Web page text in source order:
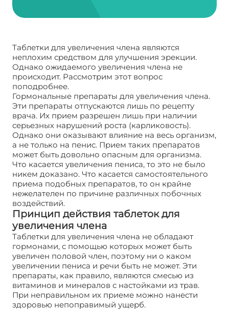
Таблетки для увеличения члена являются
неплохим средством для улучшения эрекции.
Однако ожидаемого увеличения члена не
происходит. Рассмотрим этот вопрос
поподробнее.
Гормональные препараты для увеличения члена.
Эти препараты отпускаются лишь по рецепту
врача. Их прием разрешен лишь при наличии
серьезных нарушений роста (карликовость).
Однако они оказывают влияние на весь организм,
а не только на пенис. Прием таких препаратов
может быть довольно опасным для организма.
Что касается увеличения пениса, то это не было
никем доказано. Что касается самостоятельного
приема подобных препаратов, то он крайне
нежелателен по причине различных побочных
воздействий.
Принцип действия таблеток для
увеличения члена
Таблетки для увеличения члена не обладают
гормонами, с помощью которых может быть
увеличен половой член, поэтому ни о каком
увеличении пениса и речи быть не может. Эти
препараты, как правило, являются смесью из
витаминов и минералов с настойками из трав.
При неправильном их приеме можно нанести
здоровью непоправимый ущерб.